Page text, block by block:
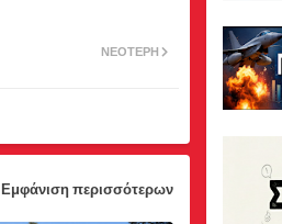
ΝΕΌΤΕΡΗ
Εμφάνιση περισσότερων